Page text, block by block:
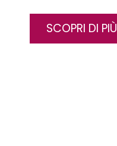
SCOPRI DI PIÙ